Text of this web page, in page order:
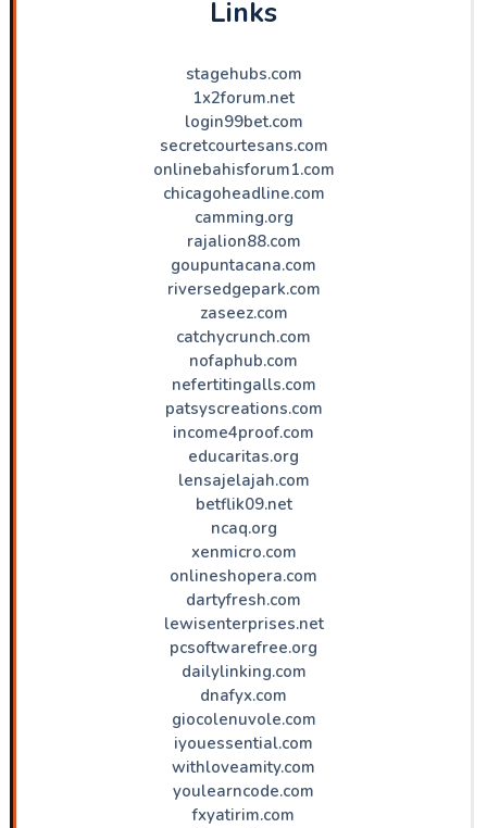
Links
stagehubs.com
1x2forum.net
login99bet.com
secretcourtesans.com
onlinebahisforum1.com
chicagoheadline.com
camming.org
rajalion88.com
goupuntacana.com
riversedgepark.com
zaseez.com
catchycrunch.com
nofaphub.com
nefertitingalls.com
patsyscreations.com
income4proof.com
educaritas.org
lensajelajah.com
betflik09.net
ncaq.org
xenmicro.com
onlineshopera.com
dartyfresh.com
lewisenterprises.net
pcsoftwarefree.org
dailylinking.com
dnafyx.com
giocolenuvole.com
iyouessential.com
withloveamity.com
youlearncode.com
fxyatirim.com